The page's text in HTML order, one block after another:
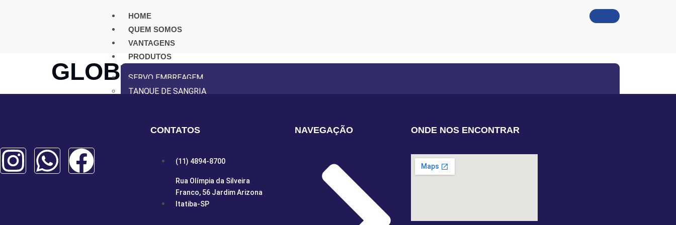
HOME
QUEM SOMOS
VANTAGENS
PRODUTOS
SERVO EMBREAGEM
TANQUE DE SANGRIA
DISTRIBUIDORES
GLOBO PEÇAS
CONTATOS
(11) 4894-8700
Rua Olímpia da Silveira
Franco, 56 Jardim Arizona
Itatiba-SP
NAVEGAÇÃO ONDE NOS ENCONTRAR